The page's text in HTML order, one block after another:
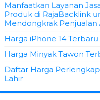
Manfaatkan Layanan
Produk di RajaBacklink
Mendongkrak Penjualan
Harga iPhone 14 Terbaru
Harga Minyak Tawon
Daftar Harga
Lahir